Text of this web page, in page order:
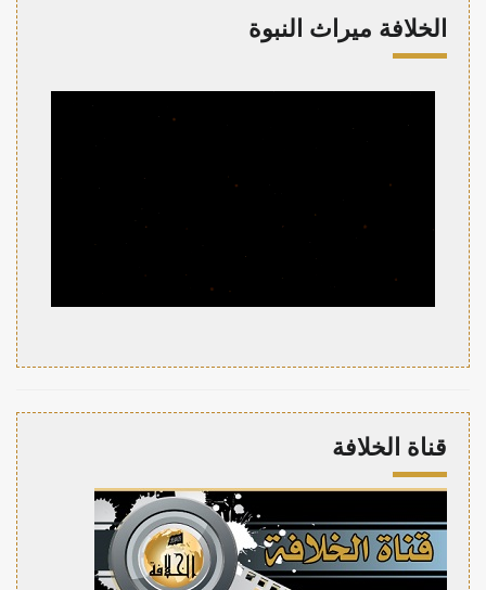
الخلافة ميراث النبوة
قناة الخلافة